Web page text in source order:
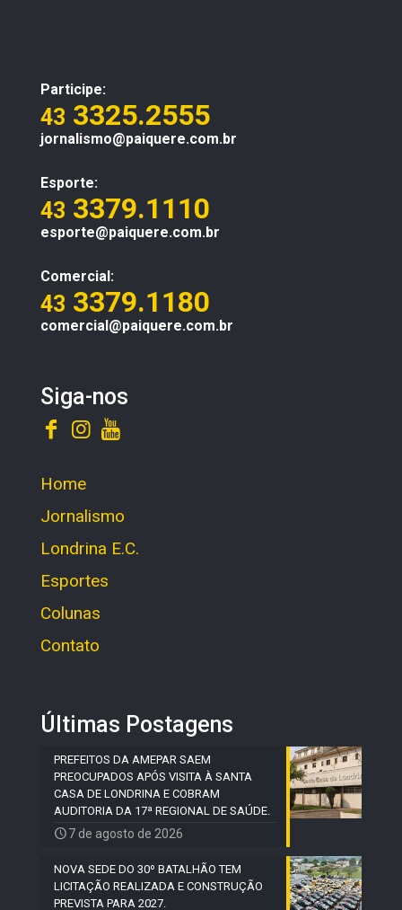
Participe:
43 3325.2555
jornalismo@paiquere.com.br
Esporte:
43 3379.1110
esporte@paiquere.com.br
Comercial:
43 3379.1180
comercial@paiquere.com.br
Siga-nos
Home
Jornalismo
Londrina E.C.
Esportes
Colunas
Contato
Últimas Postagens
PREFEITOS DA AMEPAR SAEM
PREOCUPADOS APÓS VISITA À SANTA
CASA DE LONDRINA E COBRAM
AUDITORIA DA 17ª REGIONAL DE SAÚDE.
7 de agosto de 2026
NOVA SEDE DO 30º BATALHÃO TEM
LICITAÇÃO REALIZADA E CONSTRUÇÃO
PREVISTA PARA 2027.